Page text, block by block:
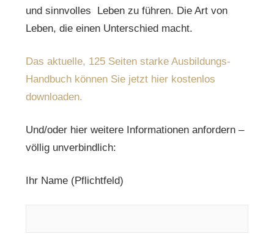
und sinnvolles Leben zu führen. Die Art von
Leben, die einen Unterschied macht.
Das aktuelle, 125 Seiten starke Ausbildungs-
Handbuch können Sie jetzt hier kostenlos
downloaden.
Und/oder hier weitere Informationen anfordern –
völlig unverbindlich:
Ihr Name (Pflichtfeld)